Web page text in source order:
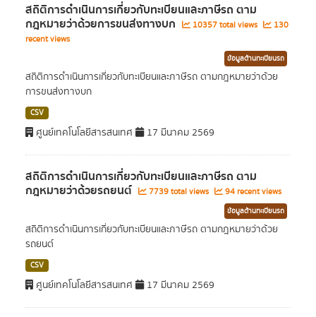
สถิติการดำเนินการเกี่ยวกับทะเบียนและภาษีรถ ตาม
กฎหมายว่าด้วยการขนส่งทางบก 10357 total views
130
recent views
ข้อมูลด้านทะเบียนรถ
สถิติการดำเนินการเกี่ยวกับทะเบียนและภาษีรถ ตามกฎหมายว่าด้วย
การขนส่งทางบก
CSV
ศูนย์เทคโนโลยีสารสนเทศ 17 มีนาคม 2569
สถิติการดำเนินการเกี่ยวกับทะเบียนและภาษีรถ ตาม
กฎหมายว่าด้วยรถยนต์ 7739 total views 94 recent views
ข้อมูลด้านทะเบียนรถ
สถิติการดำเนินการเกี่ยวกับทะเบียนและภาษีรถ ตามกฎหมายว่าด้วย
รถยนต์
CSV
ศูนย์เทคโนโลยีสารสนเทศ 17 มีนาคม 2569